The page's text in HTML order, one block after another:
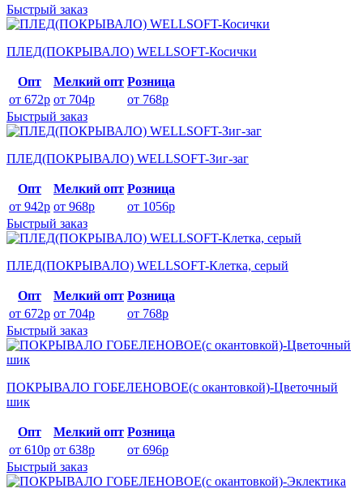
Быстрый заказ
ПЛЕД(ПОКРЫВАЛО) WELLSOFT-Косички
Опт Мелкий опт Розница
от 672р от 704р
от 768р
Быстрый заказ
ПЛЕД(ПОКРЫВАЛО) WELLSOFT-Зиг-заг
Опт Мелкий опт Розница
от 942р от 968р
от 1056р
Быстрый заказ
ПЛЕД(ПОКРЫВАЛО) WELLSOFT-Клетка, серый
Опт Мелкий опт Розница
от 672р от 704р
от 768р
Быстрый заказ
ПОКРЫВАЛО ГОБЕЛЕНОВОЕ(с окантовкой)-Цветочный
шик
Опт Мелкий опт Розница
от 610р от 638р
от 696р
Быстрый заказ